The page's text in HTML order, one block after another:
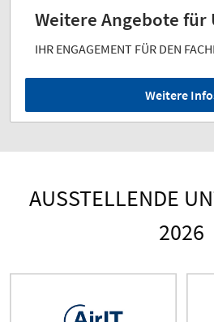
Weitere Angebote für
IHR ENGAGEMENT FÜR DEN
Weitere
AUSSTELLENDE
2026